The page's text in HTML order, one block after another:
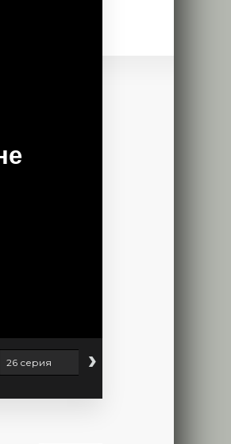
26 серия 27 серия
›